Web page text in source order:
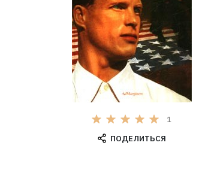
1
ПОДЕЛИТЬСЯ